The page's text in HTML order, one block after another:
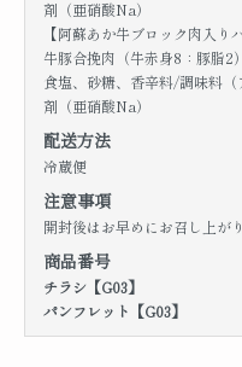
剤（亜硝酸Na）
【阿蘇あか牛ブロック肉入り
牛豚合挽肉（牛赤身8：豚脂2
食塩、砂糖、香辛料/調味料
剤（亜硝酸Na）
配送方法
冷蔵便
注意事項
開封後はお早めにお召し上が
商品番号
チラシ【G03】
パンフレット【G03】